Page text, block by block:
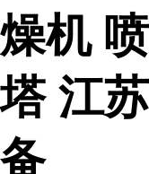
燥机
塔 江
备